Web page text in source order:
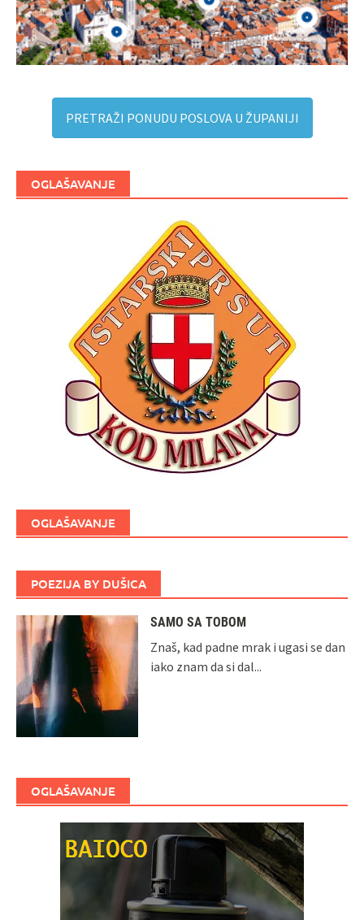
PRETRAŽI PONUDU POSLOVA U ŽUPANIJI
OGLAŠAVANJE
OGLAŠAVANJE
POEZIJA BY DUŠICA
SAMO SA TOBOM
Znaš, kad padne mrak i ugasi se dan
iako znam da si dal...
OGLAŠAVANJE